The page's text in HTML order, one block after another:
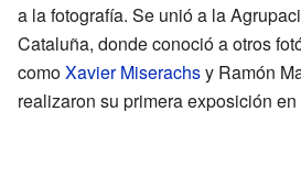
a la fotografía. Se unió a la
Cataluña, donde conoció a otros
comoXavier Miserachsy Ramón
realizaron su primera exposición en